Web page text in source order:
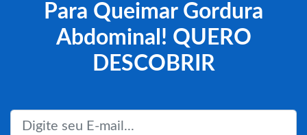
Para Queimar Gordura
Abdominal! QUERO
DESCOBRIR